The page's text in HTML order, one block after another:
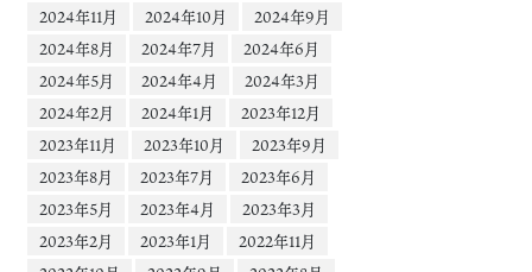
2024年11月
2024年10月
2024年9月
2024年8月
2024年7月
2024年6月
2024年5月
2024年4月
2024年3月
2024年2月
2024年1月
2023年12月
2023年11月
2023年10月
2023年9月
2023年8月
2023年7月
2023年6月
2023年5月
2023年4月
2023年3月
2023年2月
2023年1月
2022年11月